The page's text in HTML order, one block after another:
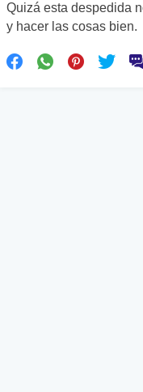
Quizá esta despedida
y hacer las cosas bien.